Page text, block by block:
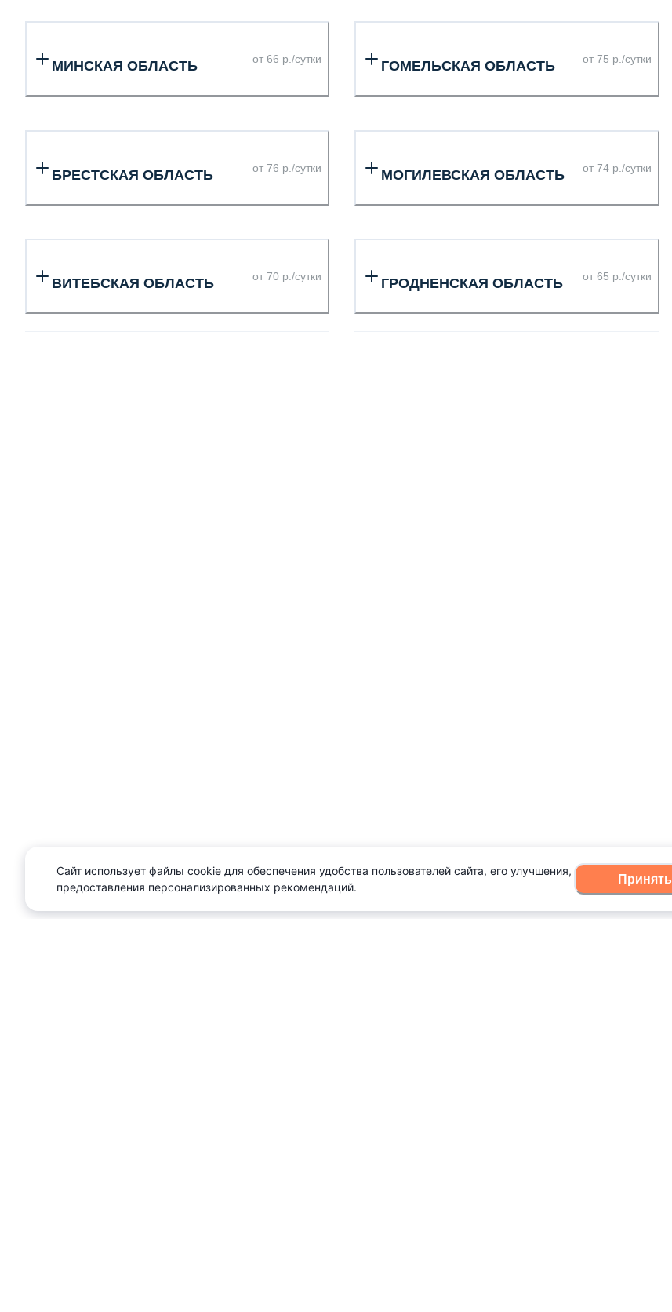
МИНСКАЯ ОБЛАСТЬ от 66 р./сутки ГОМЕЛЬСКАЯ ОБЛАСТЬ от 75 р./сутки
БРЕСТСКАЯ ОБЛАСТЬ от 76 р./сутки МОГИЛЕВСКАЯ ОБЛАСТЬ от 74 р./сутки
ВИТЕБСКАЯ ОБЛАСТЬ от 70 р./сутки ГРОДНЕНСКАЯ ОБЛАСТЬ от 65 р./сутки
Сайт использует файлы cookie для обеспечения удобства пользователей сайта, его улучшения,
предоставления персонализированных рекомендаций.
Принять